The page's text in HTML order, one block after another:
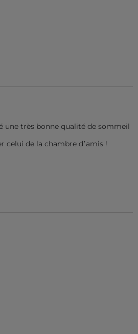
une très bonne qualité de sommeil
celui de la chambre d’amis !